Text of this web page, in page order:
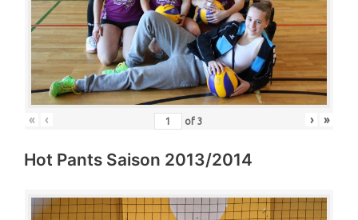
« ‹ of3 › »
Hot Pants Saison 2013/2014